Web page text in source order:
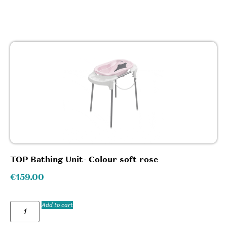
TOP Bathing Unit- Colour soft rose
€159.00
Add to cart